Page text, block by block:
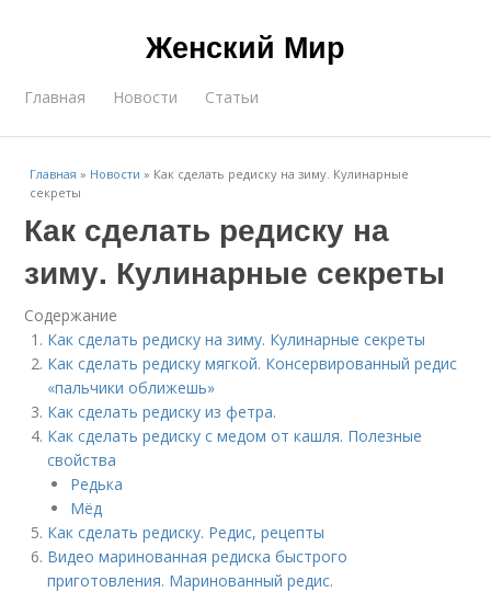
Женский Мир
Главная Новости Статьи
Главная » Новости » Как сделать редиску на зиму. Кулинарные
секреты
Как сделать редиску на
зиму. Кулинарные секреты
Содержание
Как сделать редиску на зиму. Кулинарные секреты
Как сделать редиску мягкой. Консервированный редис
«пальчики оближешь»
Как сделать редиску из фетра.
Как сделать редиску с медом от кашля. Полезные
свойства
Редька
Мёд
Как сделать редиску. Редис, рецепты
Видео маринованная редиска быстрого
приготовления. Маринованный редис.